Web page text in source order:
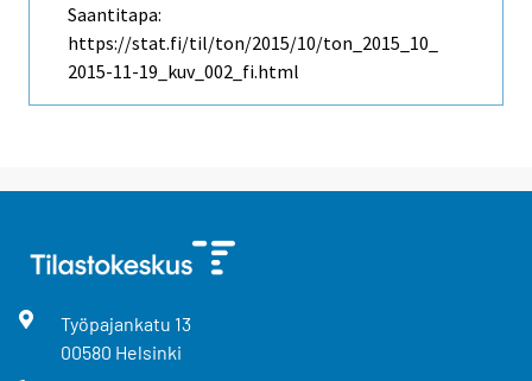
Saantitapa:
https://stat.fi/til/ton/2015/10/ton_2015_10_
2015-11-19_kuv_002_fi.html
Työpajankatu 13
00580 Helsinki